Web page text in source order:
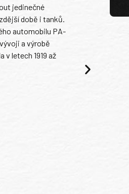
jedinečné
době i tanků.
automobilu PA-
a výrobě
letech 1919 až